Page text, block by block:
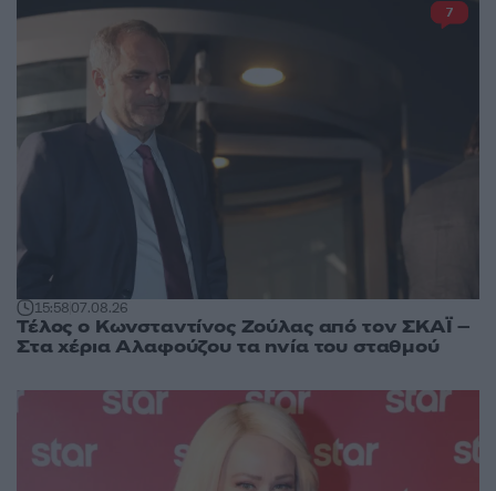
15:5807.08.26
Τέλος ο Κωνσταντίνος Ζούλας από τον ΣΚΑΪ –
Στα χέρια Αλαφούζου τα ηνία του σταθμού
7